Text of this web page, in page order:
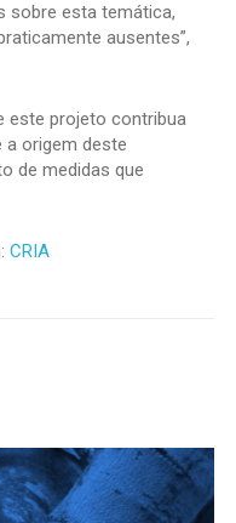
sobre esta temática,
ausentes”,
este projeto contribua
origem deste
de medidas que
CRIA